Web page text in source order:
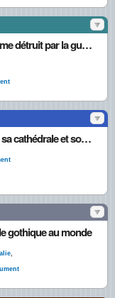
Berliner Dom – la cathédrale de Berlin au dôme détruit par la guerre
Lund, la deuxième plus vieille ville de Suède, sa cathédrale et son université
gothique au monde
,